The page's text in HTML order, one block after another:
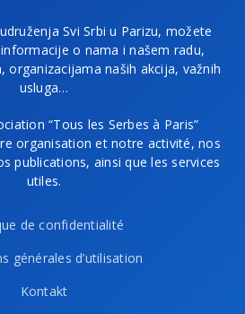
Svi Srbi u Parizu, možete
o nama i našem radu,
organizacijama naših akcija, važnih
usluga…
“Tous les Serbes à Paris”
organisation et notre activité, nos
publications, ainsi que les services
utiles.
de confidentialité
générales d’utilisation
Kontakt